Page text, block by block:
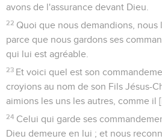
avons de l'assurance devant Dieu.
22 Quoi que nous demandions, nous
parce que nous gardons ses
qui lui est agréable.
23 Et voici quel est son
croyions au nom de son Fils Jésus-
aimions les uns les autres, comme il
24 Celui qui garde ses
Dieu demeure en lui ; et nous